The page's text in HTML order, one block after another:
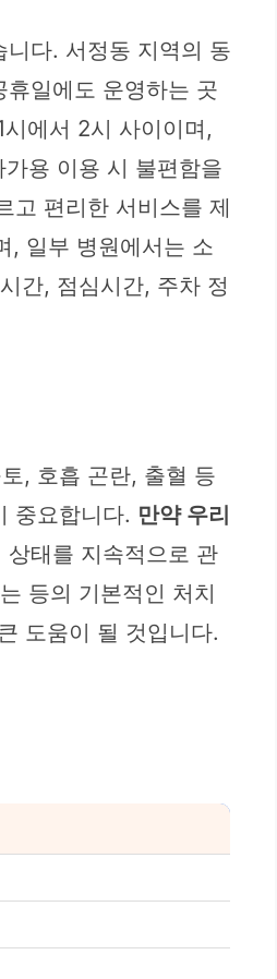
다. 서정동 지역의 동
일에도 운영하는 곳
에서 2시 사이이며,
용 이용 시 불편함을
고 편리한 서비스를 제
, 일부 병원에서는 소
간, 점심시간, 주차 정
, 호흡 곤란, 출혈 등
중요합니다. 만약 우리
상태를 지속적으로 관
등의 기본적인 처치
도움이 될 것입니다.